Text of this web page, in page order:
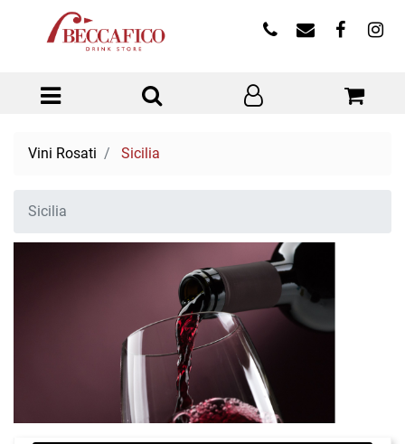
Open menu
Vini Rosati Sicilia
Sicilia